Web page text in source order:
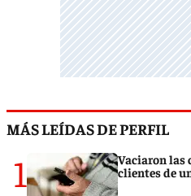
MÁS LEÍDAS DE PERFIL
1
Vaciaron las
clientes de